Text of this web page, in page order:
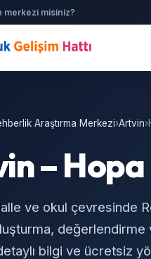
merkezi misiniz?
Araştırma Merkezi›Artvin›
–
ve okul çevresinde
değerlendirme
bilgi ve ücretsiz